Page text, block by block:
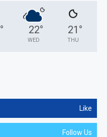
° 22°
WED
21 °
THU
Like
Follow Us